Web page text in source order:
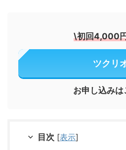
\初回4,000
ツクリ
お申し込みは
目次 [表示]